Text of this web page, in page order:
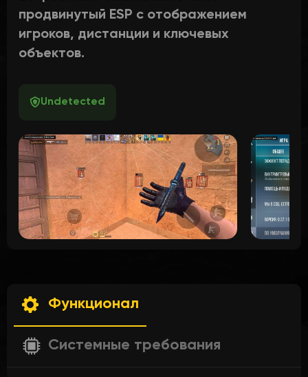
продвинутый ESP с отображением
игроков, дистанции и ключевых
объектов.
Undetected
Функционал
Системные требования